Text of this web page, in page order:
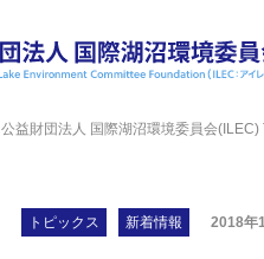
公益財団法人 国際湖沼環境委員会(ILEC)
トピックス 新着情報 2018年